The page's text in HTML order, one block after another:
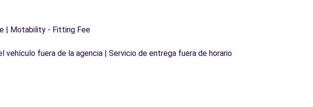
| Motability - Fitting Fee
fuera de la agencia | Servicio de entrega fuera de horario